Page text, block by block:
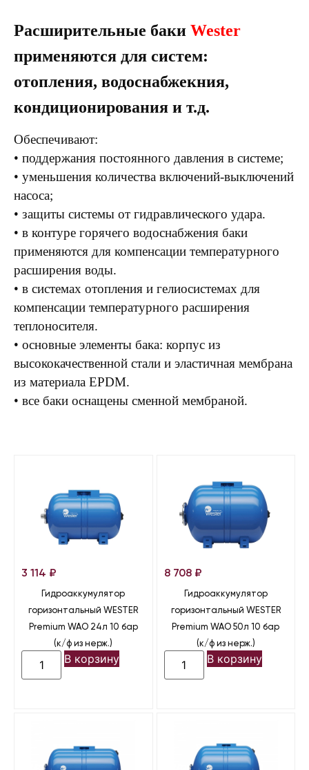
Расширительные баки Wester
применяются для систем:
отопления, водоснабжекния,
кондиционирования и т.д.
Обеспечивают:
• поддержания постоянного давления в системе;
• уменьшения количества включений-выключений
насоса;
• защиты системы от гидравлического удара.
• в контуре горячего водоснабжения баки
применяются для компенсации температурного
расширения воды.
• в системах отопления и гелиосистемах для
компенсации температурного расширения
теплоносителя.
• основные элементы бака: корпус из
высококачественной стали и эластичная мембрана
из материала EPDM.
• все баки оснащены сменной мембраной.
3 114 ₽
Гидроаккумулятор
горизонтальный WESTER
Premium WAO 24л 10 бар
(к/ф из нерж.)
В корзину
8 708 ₽
Гидроаккумулятор
горизонтальный WESTER
Premium WAO 50л 10 бар
(к/ф из нерж.)
В корзину